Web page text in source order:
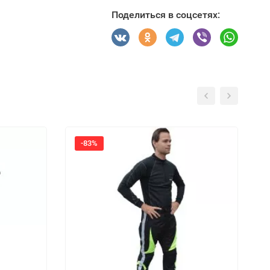
Поделиться в соцсетях:
-83%